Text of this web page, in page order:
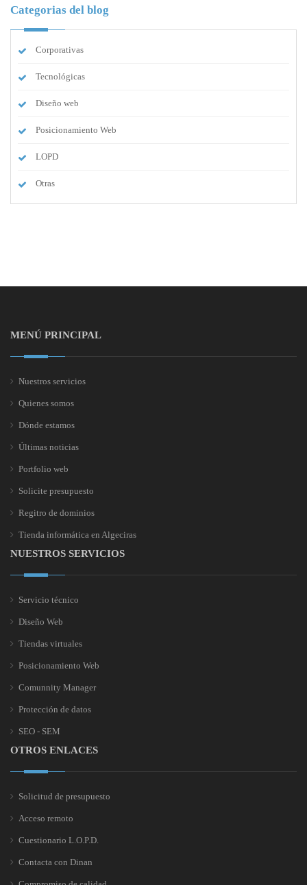
Categorias del blog
Corporativas
Tecnológicas
Diseño web
Posicionamiento Web
LOPD
Otras
MENÚ PRINCIPAL
Nuestros servicios
Quienes somos
Dónde estamos
Últimas noticias
Portfolio web
Solicite presupuesto
Regitro de dominios
Tienda informática en Algeciras
NUESTROS SERVICIOS
Servicio técnico
Diseño Web
Tiendas virtuales
Posicionamiento Web
Comunnity Manager
Protección de datos
SEO - SEM
OTROS ENLACES
Solicitud de presupuesto
Acceso remoto
Cuestionario L.O.P.D.
Contacta con Dinan